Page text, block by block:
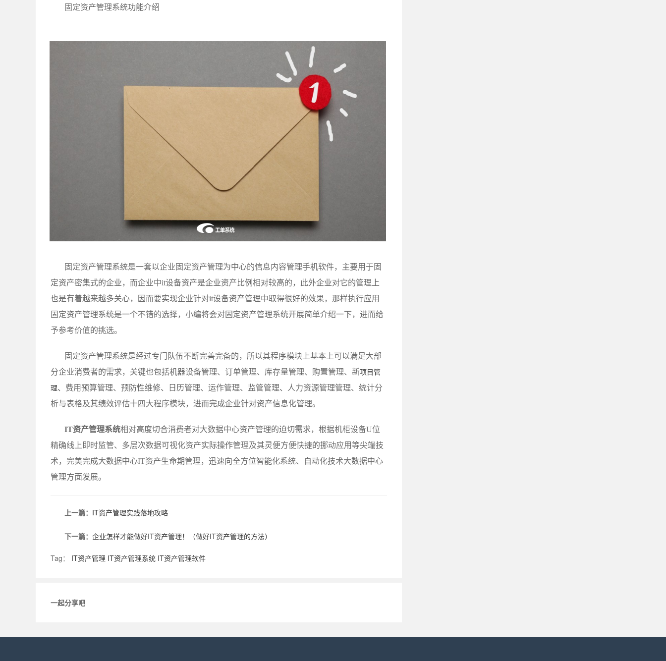
固定资产管理系统功能介绍
固定资产管理系统是一套以企业固定资产管理为中心的信息内容管理手机软件，主要用于固
定资产密集式的企业，而企业中it设备资产是企业资产比例相对较高的，此外企业对它的管理上
也是有着越来越多关心，因而要实现企业针对it设备资产管理中取得很好的效果，那样执行应用
固定资产管理系统是一个不错的选择，小编将会对固定资产管理系统开展简单介绍一下，进而给
予参考价值的挑选。
固定资产管理系统是经过专门队伍不断完善完备的，所以其程序模块上基本上可以满足大部
分企业消费者的需求，关键也包括机器设备管理、订单管理、库存量管理、购置管理、新项目管
理、费用预算管理、预防性维修、日历管理、运作管理、监管管理、人力资源管理管理、统计分
析与表格及其绩效评估十四大程序模块，进而完成企业针对资产信息化管理。
IT资产管理系统相对高度切合消费者对大数据中心资产管理的迫切需求，根据机柜设备U位
精确线上即时监管、多层次数据可视化资产实际操作管理及其灵便方便快捷的挪动应用等尖端技
术，完美完成大数据中心IT资产生命期管理，迅速向全方位智能化系统、自动化技术大数据中心
管理方面发展。
上一篇： IT资产管理实践落地攻略
下一篇： 企业怎样才能做好IT资产管理！（做好IT资产管理的方法）
Tag： IT资产管理 IT资产管理系统 IT资产管理软件
一起分享吧